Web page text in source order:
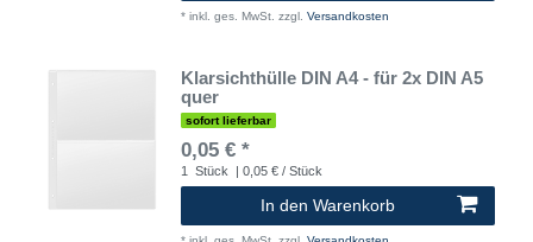
* inkl. ges. MwSt. zzgl. Versandkosten
Klarsichthülle DIN A4 - für 2x DIN A5
quer
sofort lieferbar
0,05 € *
1 Stück | 0,05 € / Stück
In den Warenkorb